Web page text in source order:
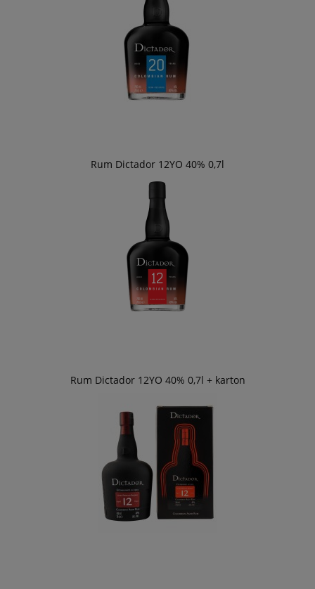
Rum Dictador 12YO 40% 0,7l
Rum Dictador 12YO 40% 0,7l + karton